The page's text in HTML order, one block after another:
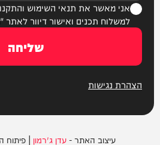
אני מאשר את תנאי השימוש
למשלוח תכנים ואישור דיוור
שליחה
הצהרת נגישות
עיצוב האתר -עדן ג'רמון |